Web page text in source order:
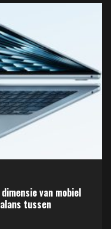
van mobiel
tussen